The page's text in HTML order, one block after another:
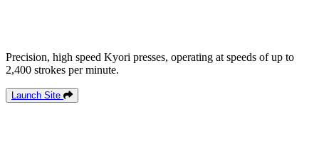
Precision, high speed Kyori presses, operating at speeds of up to
2,400 strokes per minute.
Launch Site